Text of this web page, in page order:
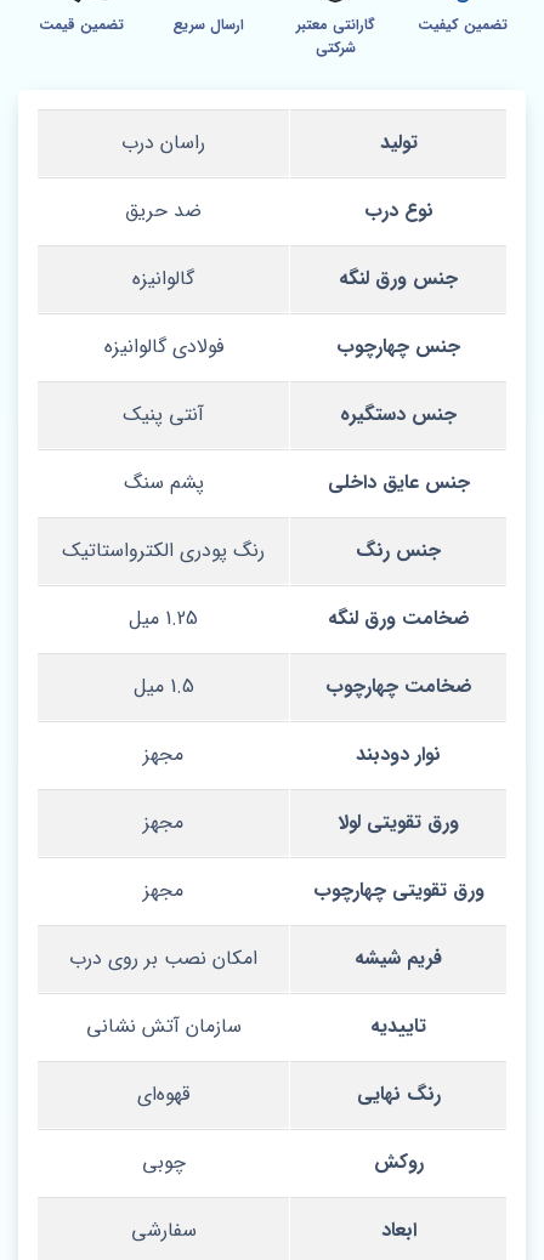
تضمین کیفیت
گارانتی معتبر
شرکتی
ارسال سریع تضمین قیمت
تولید راسان درب
نوع درب ضد حریق
جنس ورق لنگه گالوانیزه
جنس چهارچوب فولادی گالوانیزه
جنس دستگیره آنتی پنیک
جنس عایق داخلی پشم سنگ
جنس رنگ رنگ پودری الکترواستاتیک
ضخامت ورق لنگه 1.25 میل
ضخامت چهارچوب 1.5 میل
نوار دودبند مجهز
ورق تقویتی لولا مجهز
ورق تقویتی چهارچوب مجهز
فریم شیشه امکان نصب بر روی درب
تاییدیه سازمان آتش نشانی
رنگ نهایی قهوه‌ای
روکش چوبی
ابعاد سفارشی